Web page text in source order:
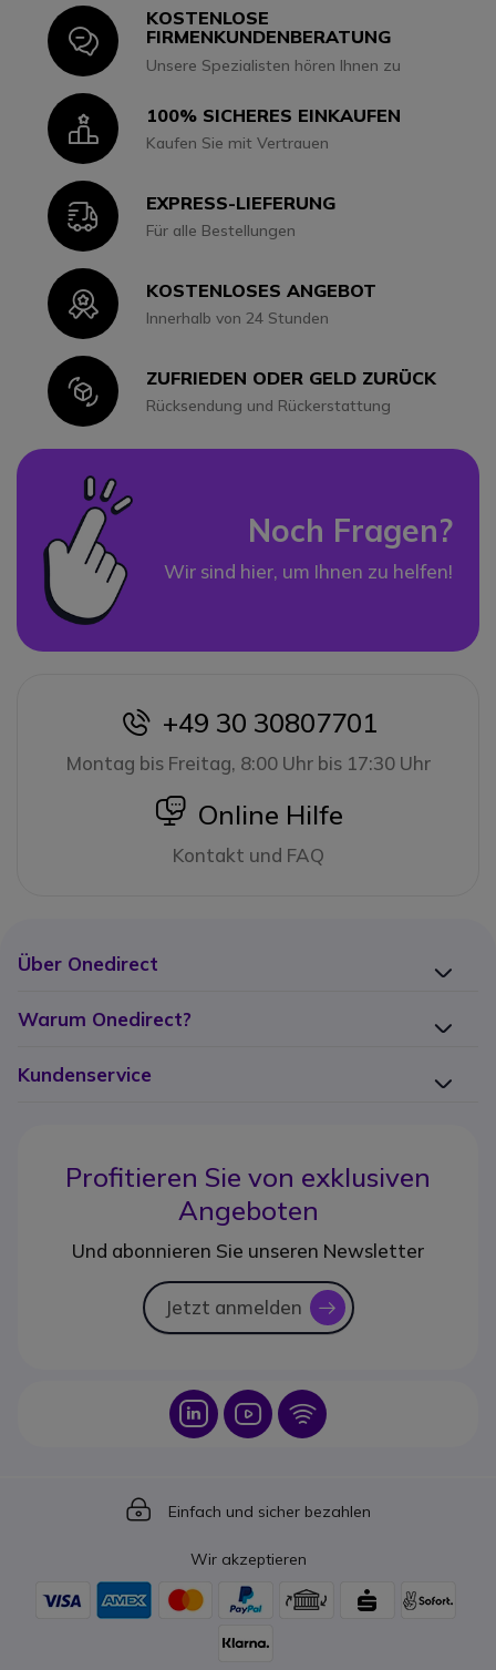
Icon
KOSTENLOSE
FIRMENKUNDENBERATUNG
Unsere Spezialisten hören Ihnen zu
Icon100% SICHERES EINKAUFEN
Kaufen Sie mit Vertrauen
IconEXPRESS-LIEFERUNG
Für alle Bestellungen
IconKOSTENLOSES ANGEBOT
Innerhalb von 24 Stunden
IconZUFRIEDEN ODER GELD ZURÜCK
Rücksendung und Rückerstattung
Noch Fragen?
Wir sind hier, um Ihnen zu helfen!
icon
+49 30 30807701
Montag bis Freitag, 8:00 Uhr bis 17:30 Uhr
icon
Online Hilfe
Kontakt und FAQ
Über Onedirect
Warum Onedirect?
Kundenservice
Profitieren Sie von exklusiven
Angeboten
Und abonnieren Sie unseren Newsletter
Jetzt anmelden icon
Icon Icon Icon
Icon
Einfach und sicher bezahlen
Wir akzeptieren